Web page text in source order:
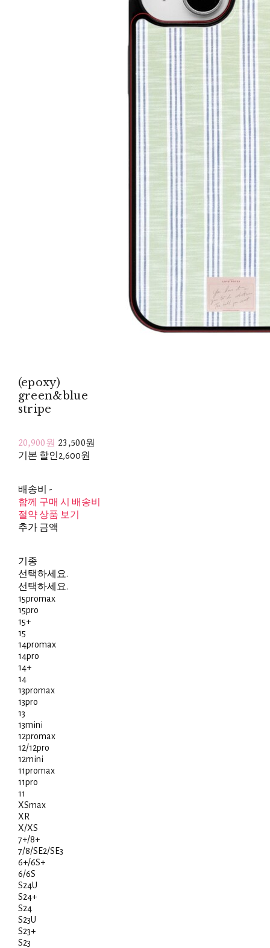
(epoxy)
green&blue
stripe
20,900원 23,500원
기본 할인 2,600원
배송비 -
함께 구매 시 배송비
절약 상품 보기
추가 금액
기종
선택하세요.
선택하세요.
15promax
15pro
15+
15
14promax
14pro
14+
14
13promax
13pro
13
13mini
12promax
12/12pro
12mini
11promax
11pro
11
XSmax
XR
X/XS
7+/8+
7/8/SE2/SE3
6+/6S+
6/6S
S24U
S24+
S24
S23U
S23+
S23